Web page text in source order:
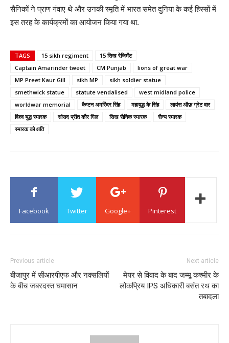
सैनिकों ने प्राण गंवाए थे और उनकी स्मृति में भारत समेत दुनिया के कई हिस्सों में
इस तरह के कार्यक्रमों का आयोजन किया गया था.
TAGS 15 sikh regiment
15 सिख रेजिमेंट
Captain Amarinder tweet
CM Punjab
lions of great war
MP Preet Kaur Gill
sikh MP
sikh soldier statue
smethwick statue
statute vendalised
west midland police
worldwar memorial
कैप्टन अमरिंदर सिंह महायुद्ध के सिंह
लायंस ऑफ़ ग्रेट वार
विश्व युद्ध स्मारक
सांसद प्रीत कौर गिल सिख सैनिक स्मारक
सैन्य स्मारक
स्मारक को क्षति
Facebook Twitter Google+ Pinterest
Previous article
बीजापुर में सीआरपीएफ और नक्सलियों
के बीच जबरदस्त घमासान
Next article
मेयर से विवाद के बाद जम्मू कश्मीर के
लोकप्रिय IPS अधिकारी बसंत रथ का
तबादला